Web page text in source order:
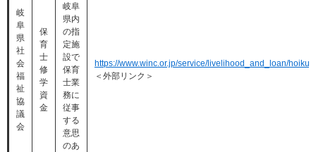
岐
阜
県
社
会
福
祉
協
議
会
保
育
士
修
学
資
金
岐阜
県内
の指
定施
設で
保育
士業
務に
従事
する
意思
のあ
https://www.winc.or.jp/service/livelihood_and_loan/
＜外部リンク＞